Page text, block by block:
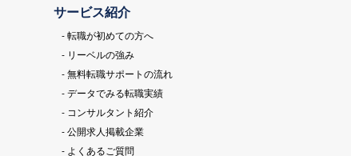
サービス紹介
- 転職が初めての方へ
- リーベルの強み
- 無料転職サポートの流れ
- データでみる転職実績
- コンサルタント紹介
- 公開求人掲載企業
- よくあるご質問